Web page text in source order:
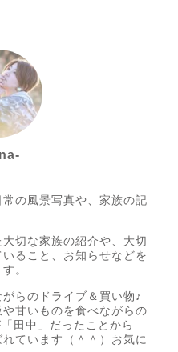
の風景写真や、家族の記
切な家族の紹介や、大切
ること、お知らせなどを
。
らのドライブ＆買い物♪
甘いものを食べながらの
田中」だったことから
れています（＾＾）お気に